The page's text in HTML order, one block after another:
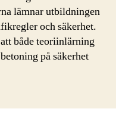
lämnar utbildningen
och säkerhet.
både teoriinlärning
på säkerhet